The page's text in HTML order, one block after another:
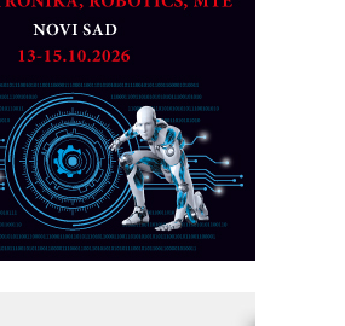
pravca MINI-
standard metrologije
u Srbiji
– NEXT-Robotika vođena
inteligencijom
revolucioniše
automatizaciju
operator PANEL-OM